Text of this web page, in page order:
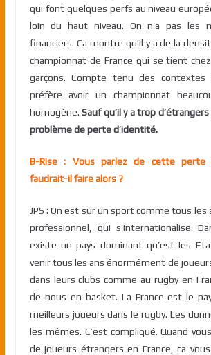
qui font quelques perfs au niveau
loin du haut niveau. On n’a pas les
financiers. Ca montre qu’il y a de la
championnat de France qui se tient
garçons. Compte tenu des contextes
préfère avoir un championnat
homogène.Sauf qu’il y a trop
problème de perte d’identité.
B-Rise : Vous parlez de cette perte
faudrait-il faire alors ?
JPS : On est sur un sport comme tous les
professionnel, qui s’internationalise.
existe un pays dominant qu’est les
venir tous les ans énormément de
dans leurs clubs comme au rugby en
de nous en basket. La France est le
meilleurs joueurs dans le rugby. Les
les mêmes. C’est compliqué. Quand
de joueurs étrangers en France, ca